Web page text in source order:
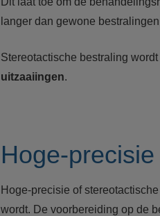
langer dan gewone
Stereotactische bestraling
uitzaaiingen.
Hoge-
Hoge-precisie of
wordt. De voorbereiding op de